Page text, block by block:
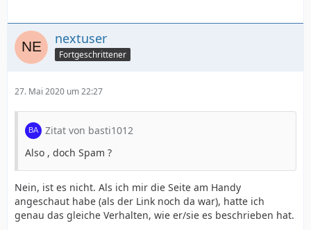
nextuser
Fortgeschrittener
27. Mai 2020 um 22:27
Zitat von basti1012
Also , doch Spam ?
Nein, ist es nicht. Als ich mir die Seite am Handy
angeschaut habe (als der Link noch da war), hatte ich
genau das gleiche Verhalten, wie er/sie es beschrieben hat.